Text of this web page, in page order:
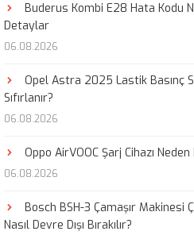
Buderus Kombi E28 Hata Kodu
Detaylar
06.08.2026
Opel Astra 2025 Lastik Basınç
Sıfırlanır?
06.08.2026
Oppo AirVOOC Şarj Cihazı Neden
06.08.2026
Bosch BSH-3 Çamaşır Makinesi
Nasıl Devre Dışı Bırakılır?